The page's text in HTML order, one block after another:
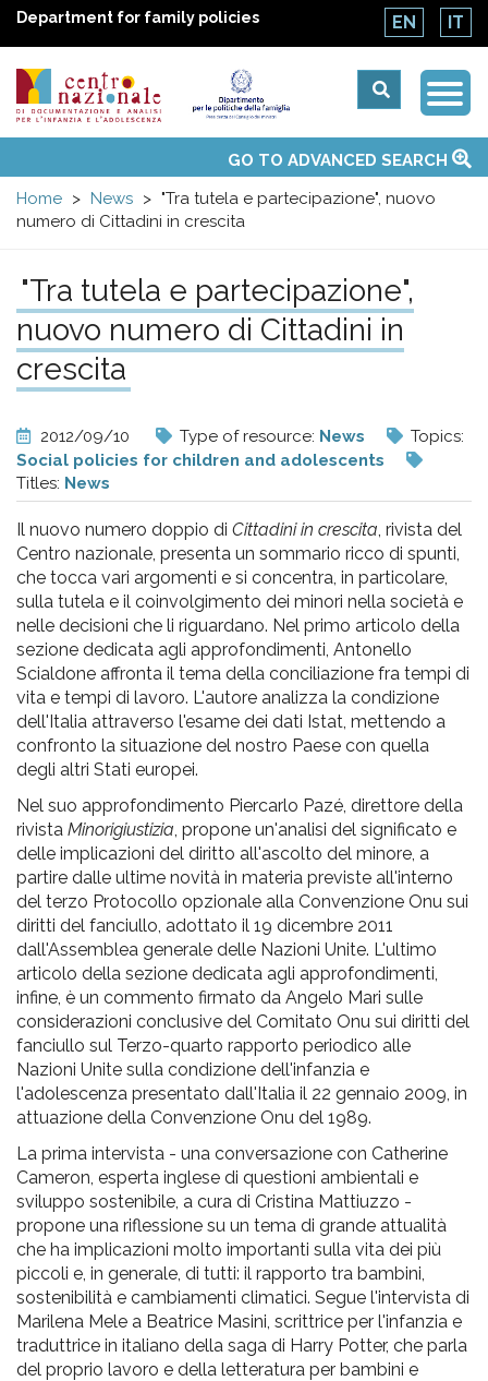
Department for family policies EN IT
Centro
nazionale
di
Documentazione
e
analisi
pr
l'infanzia
e
l'adolescenza
menuTopics
Activities
UN Convention
National ObservatoriesGO TO ADVANCED SEARCH
Home
News
"Tra tutela e partecipazione", nuovo
numero di Cittadini in crescita
"Tra tutela e partecipazione",
nuovo numero di Cittadini in
crescita
2012/09/10 Type of resource: News
Topics:
Social policies for children and adolescents
Titles: News
Il nuovo numero doppio di Cittadini in crescita, rivista del
Centro nazionale, presenta un sommario ricco di spunti,
che tocca vari argomenti e si concentra, in particolare,
sulla tutela e il coinvolgimento dei minori nella società e
nelle decisioni che li riguardano. Nel primo articolo della
sezione dedicata agli approfondimenti, Antonello
Scialdone affronta il tema della conciliazione fra tempi di
vita e tempi di lavoro. L'autore analizza la condizione
dell'Italia attraverso l'esame dei dati Istat, mettendo a
confronto la situazione del nostro Paese con quella
degli altri Stati europei.
Nel suo approfondimento Piercarlo Pazé, direttore della
rivista Minorigiustizia, propone un'analisi del significato e
delle implicazioni del diritto all'ascolto del minore, a
partire dalle ultime novità in materia previste all'interno
del terzo Protocollo opzionale alla Convenzione Onu sui
diritti del fanciullo, adottato il 19 dicembre 2011
dall'Assemblea generale delle Nazioni Unite. L'ultimo
articolo della sezione dedicata agli approfondimenti,
infine, è un commento firmato da Angelo Mari sulle
considerazioni conclusive del Comitato Onu sui diritti del
fanciullo sul Terzo-quarto rapporto periodico alle
Nazioni Unite sulla condizione dell'infanzia e
l'adolescenza presentato dall'Italia il 22 gennaio 2009, in
attuazione della Convenzione Onu del 1989.
La prima intervista - una conversazione con Catherine
Cameron, esperta inglese di questioni ambientali e
sviluppo sostenibile, a cura di Cristina Mattiuzzo -
propone una riflessione su un tema di grande attualità
che ha implicazioni molto importanti sulla vita dei più
piccoli e, in generale, di tutti: il rapporto tra bambini,
sostenibilità e cambiamenti climatici. Segue l'intervista di
Marilena Mele a Beatrice Masini, scrittrice per l'infanzia e
traduttrice in italiano della saga di Harry Potter, che parla
del proprio lavoro e della letteratura per bambini e